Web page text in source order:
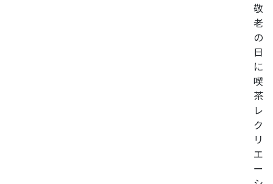
敬
老
の
日
に
喫
茶
レ
ク
リ
エ
ー